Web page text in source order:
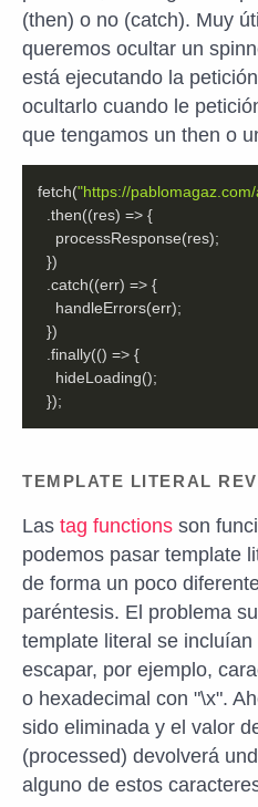
(then) o no (catch). Muy
queremos ocultar un
está ejecutando la
ocultarlo cuando le
que tengamos un then o
fetch("https://
  .then(
(res) =>
  .catch(
(err) =>
  .finally(
() =>
  });
TEMPLATE LITERAL
Las tag functions son
podemos pasar template
de forma un poco
paréntesis. El problema
template literal se
escapar, por ejemplo,
o hexadecimal con "\x".
sido eliminada y el valor
(processed) devolverá
alguno de estos